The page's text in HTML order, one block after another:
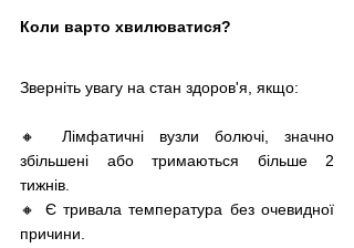
Коли варто хвилюватися?
Зверніть увагу на стан здоров'я, якщо:
🔸 Лімфатичні вузли болючі, значно
збільшені або тримаються більше 2
тижнів.
🔸 Є тривала температура без очевидної
причини.